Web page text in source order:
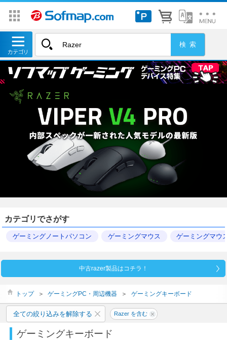
カテゴリでさがす
ゲーミングノートパソコン ゲーミングマウス ゲーミングマウ
中古razer製品はコチラ！
トップ ＞ ゲーミングPC・周辺機器 ＞ ゲーミングキーボード
全ての絞り込みを解除する Razer を含む
ゲーミングキーボード